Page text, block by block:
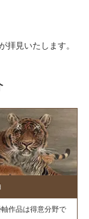
拝見いたします。
作品は得意分野で